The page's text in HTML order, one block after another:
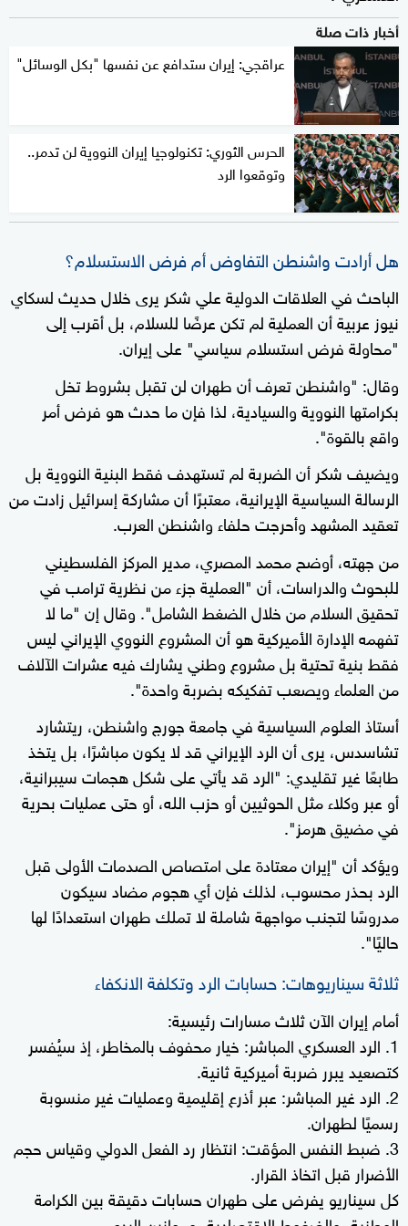
أخبار ذات صلة
عراقجي: إيران ستدافع عن نفسها "بكل الوسائل"
الحرس الثوري: تكنولوجيا إيران النووية لن تدمر..
وتوقعوا الرد
هل أرادت واشنطن التفاوض أم فرض الاستسلام؟
الباحث في العلاقات الدولية علي شكر يرى خلال حديث لسكاي
نيوز عربية أن العملية لم تكن عرضًا للسلام، بل أقرب إلى
"محاولة فرض استسلام سياسي" على إيران.
وقال: "واشنطن تعرف أن طهران لن تقبل بشروط تخل
بكرامتها النووية والسيادية، لذا فإن ما حدث هو فرض أمر
واقع بالقوة".
ويضيف شكر أن الضربة لم تستهدف فقط البنية النووية بل
الرسالة السياسية الإيرانية، معتبرًا أن مشاركة إسرائيل زادت من
تعقيد المشهد وأحرجت حلفاء واشنطن العرب.
من جهته، أوضح محمد المصري، مدير المركز الفلسطيني
للبحوث والدراسات، أن "العملية جزء من نظرية ترامب في
تحقيق السلام من خلال الضغط الشامل". وقال إن "ما لا
تفهمه الإدارة الأميركية هو أن المشروع النووي الإيراني ليس
فقط بنية تحتية بل مشروع وطني يشارك فيه عشرات الآلاف
من العلماء ويصعب تفكيكه بضربة واحدة".
أستاذ العلوم السياسية في جامعة جورج واشنطن، ريتشارد
تشاسدس، يرى أن الرد الإيراني قد لا يكون مباشرًا، بل يتخذ
طابعًا غير تقليدي: "الرد قد يأتي على شكل هجمات سيبرانية،
أو عبر وكلاء مثل الحوثيين أو حزب الله، أو حتى عمليات بحرية
في مضيق هرمز".
ويؤكد أن "إيران معتادة على امتصاص الصدمات الأولى قبل
الرد بحذر محسوب، لذلك فإن أي هجوم مضاد سيكون
مدروسًا لتجنب مواجهة شاملة لا تملك طهران استعدادًا لها
حاليًا".
ثلاثة سيناريوهات: حسابات الرد وتكلفة الانكفاء
أمام إيران الآن ثلاث مسارات رئيسية:
1. الرد العسكري المباشر: خيار محفوف بالمخاطر، إذ سيُفسر
كتصعيد يبرر ضربة أميركية ثانية.
2. الرد غير المباشر: عبر أذرع إقليمية وعمليات غير منسوبة
رسميًا لطهران.
3. ضبط النفس المؤقت: انتظار رد الفعل الدولي وقياس حجم
الأضرار قبل اتخاذ القرار.
كل سيناريو يفرض على طهران حسابات دقيقة بين الكرامة